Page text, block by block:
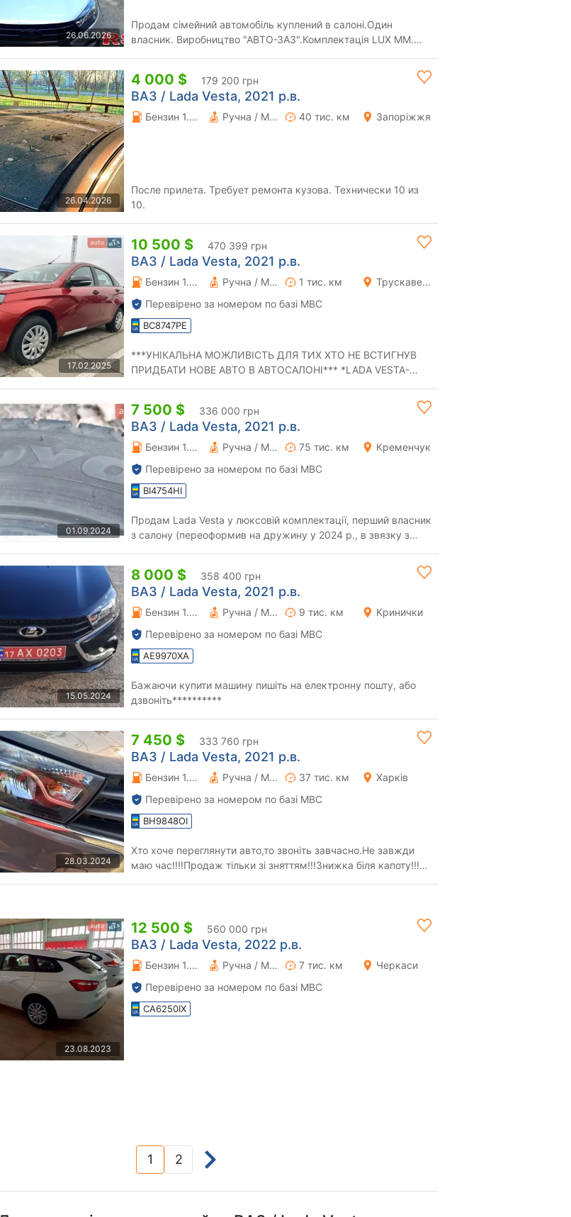
26.06.2026
Продам сімейний автомобіль куплений в салоні.Один
власник. Виробництво "АВТО-ЗАЗ".Комплектація LUX MM.
26.04.2026
4 000 $ 179 200 грн
ВАЗ / Lada Vesta, 2021 р.в.
Бензин 1.6 л. Ручна / Механіка 40 тис. км Запоріжжя
После прилета. Требует ремонта кузова. Технически 10 из
10.
17.02.2025
10 500 $ 470 399 грн
ВАЗ / Lada Vesta, 2021 р.в.
Бензин 1.6 л. Ручна / Механіка 1 тис. км
Трускавець
Перевірено за номером по базі МВС
BC8747PE
***УНІКАЛЬНА МОЖЛИВІСТЬ ДЛЯ ТИХ ХТО НЕ ВСТИГНУВ
ПРИДБАТИ НОВЕ АВТО В АВТОСАЛОНІ*** *LADA VESTA-
01.09.2024
7 500 $ 336 000 грн
ВАЗ / Lada Vesta, 2021 р.в.
Бензин 1.6 л. Ручна / Механіка 75 тис. км
Кременчук
Перевірено за номером по базі МВС
BI4754HI
Продам Lada Vesta у люксовій комплектації, перший власник
з салону (переоформив на дружину у 2024 р., в звязку з
15.05.2024
8 000 $ 358 400 грн
ВАЗ / Lada Vesta, 2021 р.в.
Бензин 1.6 л. Ручна / Механіка 9 тис. км
Кринички
Перевірено за номером по базі МВС
AE9970XA
Бажаючи купити машину пишіть на електронну пошту, або
дзвоніть**********
28.03.2024
7 450 $ 333 760 грн
ВАЗ / Lada Vesta, 2021 р.в.
Бензин 1.6 л. Ручна / Механіка 37 тис. км
Харків
Перевірено за номером по базі МВС
BH9848OI
Хто хоче переглянути авто,то звоніть завчасно.Не завжди
маю час!!!!Продаж тільки зі зняттям!!!Знижка біля капоту!!!
23.08.2023
12 500 $ 560 000 грн
ВАЗ / Lada Vesta, 2022 р.в.
Бензин 1.6 л. Ручна / Механіка 7 тис. км
Черкаси
Перевірено за номером по базі МВС
CA6250IX
1(current)
2